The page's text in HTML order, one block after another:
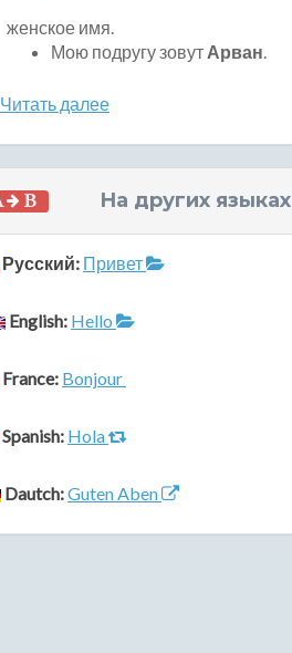
женское имя.
Мою подругу зовут Арван.
Читать далее
На других языках
Русский: Привет
English: Hello
France: Bonjour
Spanish: Hola
Dautch:Guten Aben